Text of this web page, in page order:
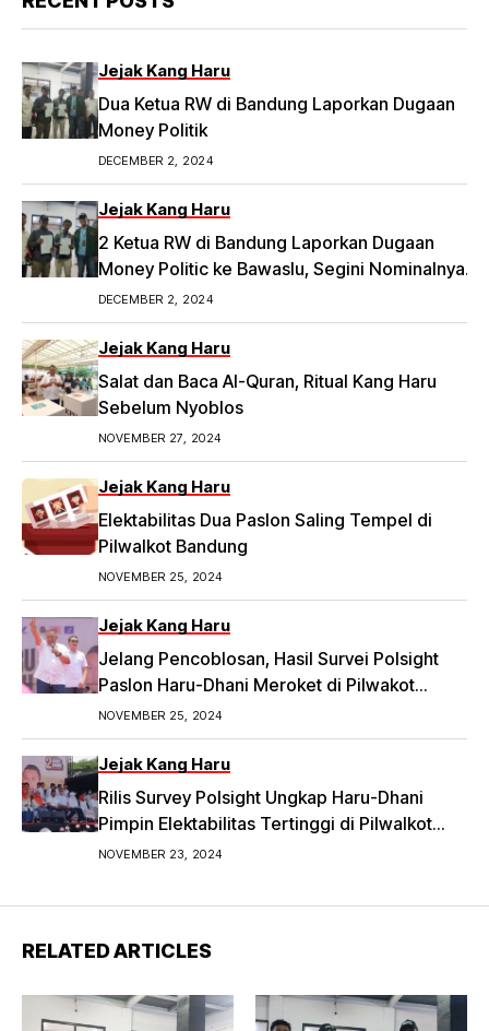
Jejak Kang Haru
Dua Ketua RW di Bandung Laporkan Dugaan
Money Politik
DECEMBER 2, 2024
Jejak Kang Haru
2 Ketua RW di Bandung Laporkan Dugaan
Money Politic ke Bawaslu, Segini Nominalnya
Artikel ini telah tayang di Tribunpriangan.com
dengan judul 2 Ketua RW di Bandung Laporkan
Dugaan Money Politic ke Bawaslu, Segini
Nominalnya,
https://priangan.tribunnews.com/2024/11/30/2-
DECEMBER 2, 2024
Jejak Kang Haru
Salat dan Baca Al-Quran, Ritual Kang Haru
Sebelum Nyoblos
NOVEMBER 27, 2024
Jejak Kang Haru
Elektabilitas Dua Paslon Saling Tempel di
Pilwalkot Bandung
NOVEMBER 25, 2024
Jejak Kang Haru
Jelang Pencoblosan, Hasil Survei Polsight
Paslon Haru-Dhani Meroket di Pilwakot
Bandung
NOVEMBER 25, 2024
Jejak Kang Haru
Rilis Survey Polsight Ungkap Haru-Dhani
Pimpin Elektabilitas Tertinggi di Pilwalkot
Bandung 2024
NOVEMBER 23, 2024
RELATED ARTICLES